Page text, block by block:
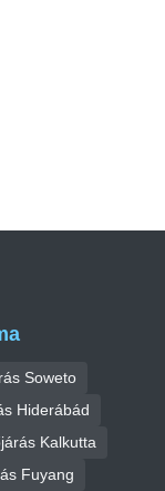
Soweto
Hiderábád
Kalkutta
Fuyang